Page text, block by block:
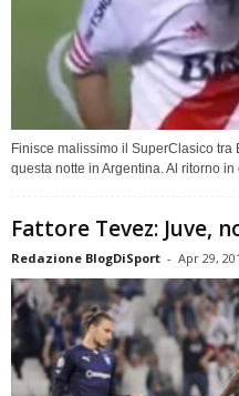
Finisce malissimo il SuperClasico
questa notte in Argentina. Al ritorno
Fattore Tevez: Juve,
Redazione BlogDiSport - Apr 29,